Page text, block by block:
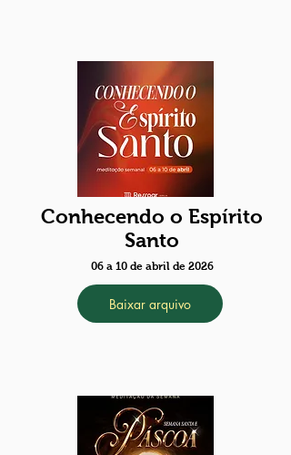
Conhecendo o Espírito
Santo
06 a 10 de abril de 2026
Baixar arquivo